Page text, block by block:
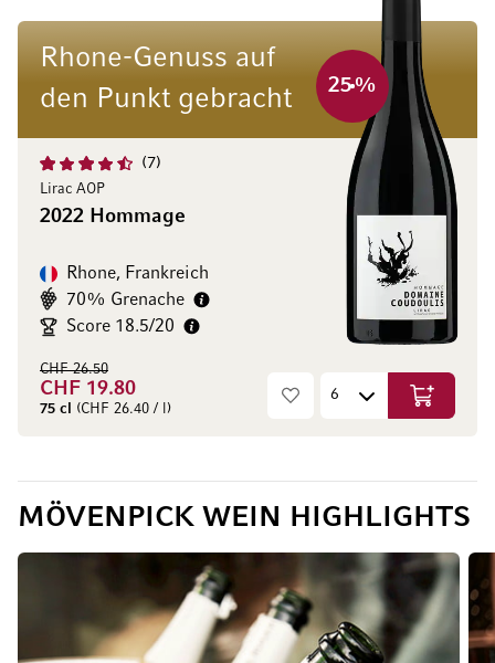
Rhone-Genuss auf
den Punkt gebracht
7
Lirac AOP
2022 Hommage
25%
Rhone, Frankreich
70% Grenache
Score 18.5/20
CHF 19.80
CHF 26.50
75 cl (CHF 26.40 / l) In den
MÖVENPICK WEIN HIGHLIGHTS